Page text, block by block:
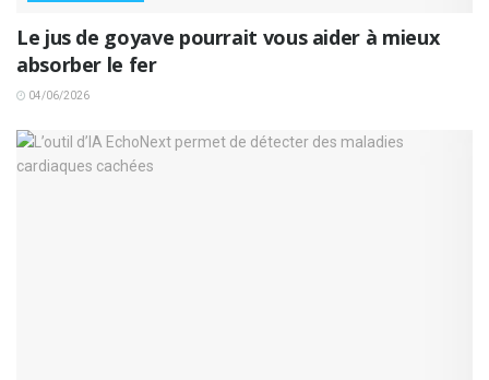
Le jus de goyave pourrait vous aider à mieux
absorber le fer
04/06/2026